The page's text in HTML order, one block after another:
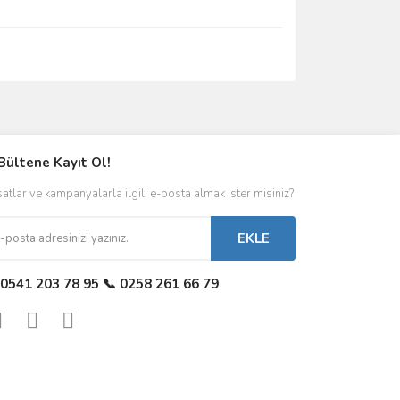
Kayıt Ol!
ve kampanyalarla ilgili e-posta almak ister misiniz?
EKLE
203 78 95 📞 0258 261 66 79